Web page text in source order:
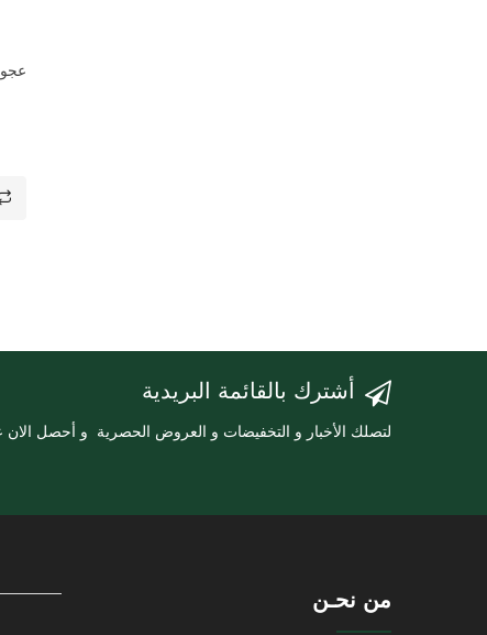
أشترك بالقائمة البريدية
لتصلك الأخبار و التخفيضات و العروض الحصرية و أحصل الان
من نحـن